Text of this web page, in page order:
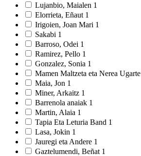
Lujanbio, Maialen 1
Elorrieta, Eñaut 1
Irigoien, Joan Mari 1
Sakabi 1
Barroso, Odei 1
Ramirez, Pello 1
Gonzalez, Sonia 1
Mamen Maltzeta eta Nerea Ugarte
Maia, Jon 1
Miner, Arkaitz 1
Barrenola anaiak 1
Martin, Alaia 1
Tapia Eta Leturia Band 1
Lasa, Jokin 1
Jauregi eta Andere 1
Gaztelumendi, Beñat 1